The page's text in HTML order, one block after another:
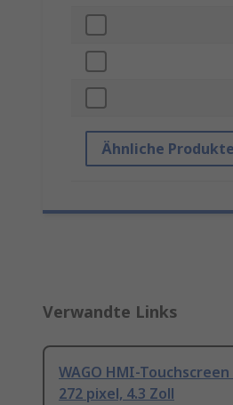
Ähnliche
Verwandte Links
WAGO HMI-Touchscreen
272 pixel, 4.3 Zoll